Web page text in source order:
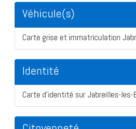
Véhicule(s)
Carte grise et immatriculation
Identité
Carte d'identité sur Jabreilles-les-